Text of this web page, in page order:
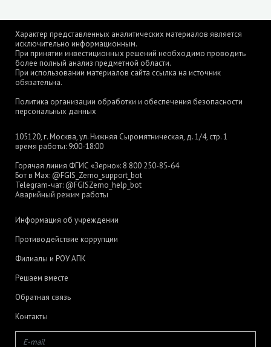
Характер представленных аналитических материалов является
исключительно информационным.
При принятии инвестиционных решений необходимо проводить
более полный анализ предметной области.
При использовании материалов сайта ссылка на источник
обязательна.
Политика организации обработки и обеспечения безопасности
персональных данных
105120, г. Москва, ул. Нижняя Сыромятническая, д. 1/4, стр. 1
время работы: 9:00-18:00
Горячая линия ФГИС «Зерно»: 8 800 250-85-64
Бот в Max: @FGIS_Zerno_support_bot
Telegram-чат: @FGISZerno_help_bot
Аварийный режим работы
Информация об учреждении
Противодействие коррупции
Филиалы и РОУ АПК
Решаем вместе
Обратная связь
Контакты